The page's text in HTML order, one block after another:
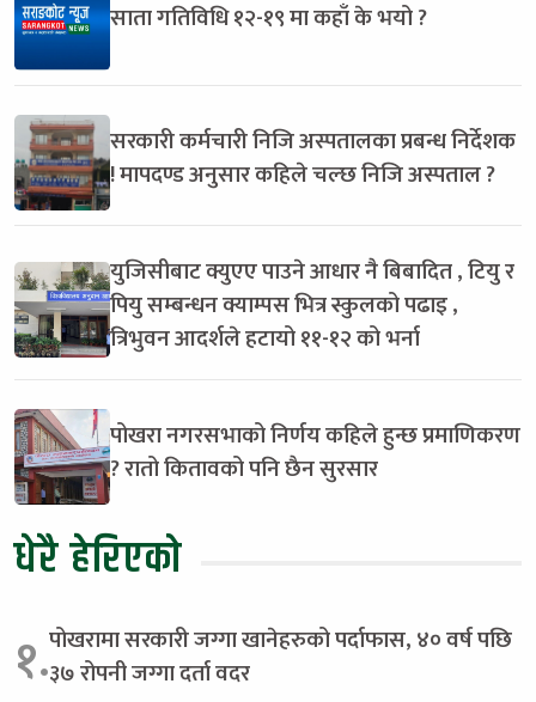
साता गतिविधि १२-१९ मा कहाँ के भयो ?
सरकारी कर्मचारी निजि अस्पतालका प्रबन्ध निर्देशक
! मापदण्ड अनुसार कहिले चल्छ निजि अस्पताल ?
युजिसीबाट क्युएए पाउने आधार नै बिबादित , टियु र
पियु सम्बन्धन क्याम्पस भित्र स्कुलको पढाइ ,
त्रिभुवन आदर्शले हटायो ११-१२ को भर्ना
पोखरा नगरसभाको निर्णय कहिले हुन्छ प्रमाणिकरण
? रातो कितावको पनि छैन सुरसार
धेरै हेरिएको
१.पोखरामा सरकारी जग्गा खानेहरुको पर्दाफास, ४० वर्ष पछि
३७ रोपनी जग्गा दर्ता वदर